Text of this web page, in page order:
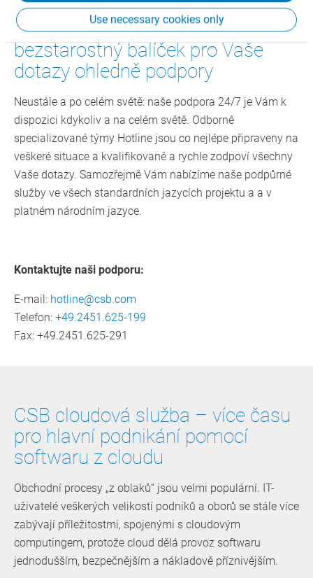
Use necessary cookies only
Podpora 24/7 – všestranný
bezstarostný balíček pro Vaše
dotazy ohledně podpory
Neustále a po celém světě: naše podpora 24/7 je Vám k
dispozici kdykoliv a na celém světě. Odborně
specializované týmy Hotline jsou co nejlépe připraveny na
veškeré situace a kvalifikovaně a rychle zodpoví všechny
Vaše dotazy. Samozřejmě Vám nabízíme naše podpůrné
služby ve všech standardních jazycích projektu a a v
platném národním jazyce.
Kontaktujte naši podporu:
E-mail: hotline@csb.com
Telefon: +49.2451.625-199
Fax: +49.2451.625-291
CSB cloudová služba – více času
pro hlavní podnikání pomocí
softwaru z cloudu
Obchodní procesy „z oblaků“ jsou velmi populární. IT-
uživatelé veškerých velikostí podniků a oborů se stále více
zabývají příležitostmi, spojenými s cloudovým
computingem, protože cloud dělá provoz softwaru
jednodušším, bezpečnějším a nákladově příznivějším.